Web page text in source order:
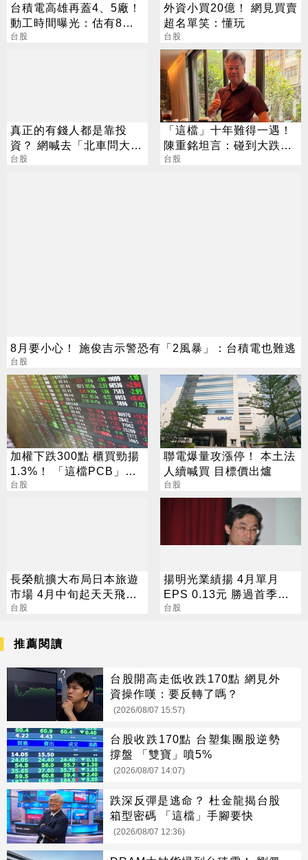
台積電高雄再蓋4、5廠！
動工時間曝光：估有8千
員工
台股
外資小買20億！ 網見買賣
超名單笑：懂玩
台股
真正的有錢人都是靠投
資？ 網喊去「北車問大
師」：保證專業
台股
「這檔」十年難得一遇！
陳重銘坦言：碰到大跌就
買進
台股
8月要小心！ 施俊吉示警恐有「2風暴」：台積電也難逃
台股
加權下跌300點 櫃買勁揚
1.3%！ 「這檔PCB」連3
天漲停
台股
聯電爆量攻漲停！ 本土法
人續喊買 目標價出爐
台股
長榮航擴大布局日本旅遊
市場 4月中旬起天天飛北
陸
台股
揚明光業績揚 4月單月
EPS 0.13元 勝過首季整
季
台股
推薦閱讀
台股開高走低收跌170點 網見外
資操作嘆：要反轉了嗎？
(2026/08/07 15:57)
台股收跌170點 台塑集團股逆勢
撐盤 「雙寶」噴5%
(2026/08/07 14:07)
跌深反彈是逃命？ 杜金龍揭台股
箱型密碼 「這檔」手腳要快
(2026/08/07 12:36)